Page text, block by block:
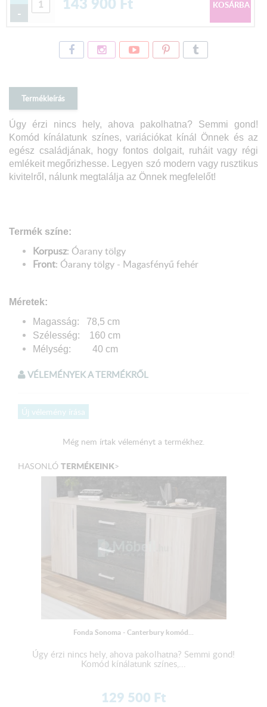
-
Termékleírás
Úgy érzi nincs hely, ahova pakolhatna? Semmi gond!
Komód kínálatunk színes, variációkat kínál Önnek és az
egész családjának, hogy fontos dolgait, ruháit vagy régi
emlékeit megőrizhesse. Legyen szó modern vagy rusztikus
kivitelről, nálunk megtalálja az Önnek megfelelőt!
Termék színe:
Korpusz: Óarany tölgy
Front: Óarany tölgy - Magasfényű fehér
Méretek:
Magasság: 78,5 cm
Szélesség: 160 cm
Mélység: 40 cm
VÉLEMÉNYEK A TERMÉKRŐL
Új vélemény írása
Még nem írtak véleményt a termékhez.
HASONLÓ TERMÉKEINK>
Fonda Sonoma - Canterbury komód...
Úgy érzi nincs hely, ahova pakolhatna? Semmi gond!
Komód kínálatunk színes,...
129 500 Ft